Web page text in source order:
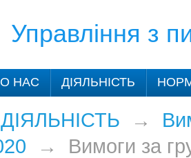
Управління з
НАС ДІЯЛЬНІСТЬ
ДІЯЛЬНІСТЬ →
→ Вимоги за